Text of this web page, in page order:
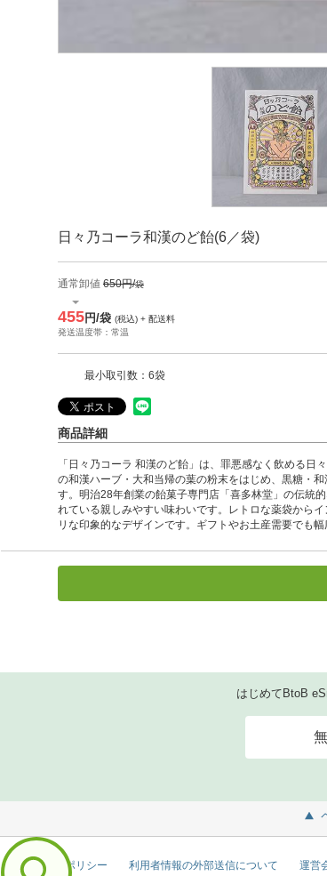
日々乃コーラ和漢のど飴(6／袋)
通常卸値 650円/袋
455円/袋 (税込) + 配送料
発送温度帯：常温
最小取引数：6袋
商品詳細
「日々乃コーラ 和漢のど飴」は、罪悪感なく飲める日
の和漢ハーブ・大和当帰の葉の粉末をはじめ、黒糖・
す。明治28年創業の飴菓子専門店「喜多林堂」の伝統
れている親しみやすい味わいです。レトロな薬袋から
リな印象的なデザインです。ギフトやお土産需要でも
はじめてBtoB
セキュリティポリシー 利用者情報の外部送信について 運営